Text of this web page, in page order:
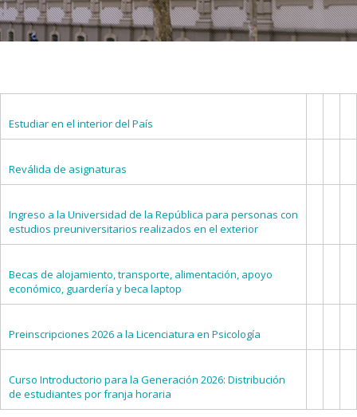
Estudiar en el interior del País
Reválida de asignaturas
Ingreso a la Universidad de la República para personas con
estudios preuniversitarios realizados en el exterior
Becas de alojamiento, transporte, alimentación, apoyo
económico, guardería y beca laptop
Preinscripciones 2026 a la Licenciatura en Psicología
Curso Introductorio para la Generación 2026: Distribución
de estudiantes por franja horaria